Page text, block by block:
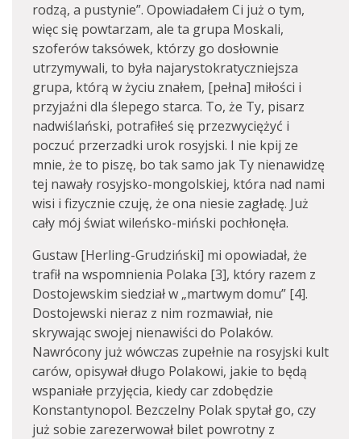
rodzą, a pustynie”. Opowiadałem Ci już o tym,
więc się powtarzam, ale ta grupa Moskali,
szoferów taksówek, którzy go dosłownie
utrzymywali, to była najarystokratyczniejsza
grupa, którą w życiu znałem, [pełna] miłości i
przyjaźni dla ślepego starca. To, że Ty, pisarz
nadwiślański, potrafiłeś się przezwyciężyć i
poczuć przerzadki urok rosyjski. I nie kpij ze
mnie, że to piszę, bo tak samo jak Ty nienawidzę
tej nawały rosyjsko-mongolskiej, która nad nami
wisi i fizycznie czuję, że ona niesie zagładę. Już
cały mój świat wileńsko-miński pochłonęła.
Gustaw [Herling-Grudziński] mi opowiadał, że
trafił na wspomnienia Polaka [3], który razem z
Dostojewskim siedział w „martwym domu” [4].
Dostojewski nieraz z nim rozmawiał, nie
skrywając swojej nienawiści do Polaków.
Nawrócony już wówczas zupełnie na rosyjski kult
carów, opisywał długo Polakowi, jakie to będą
wspaniałe przyjęcia, kiedy car zdobędzie
Konstantynopol. Bezczelny Polak spytał go, czy
już sobie zarezerwował bilet powrotny z